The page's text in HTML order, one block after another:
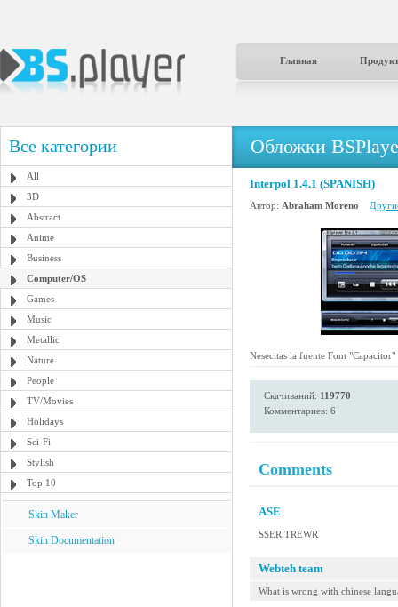
Главная
Все категории
All
3D
Abstract
Anime
Business
Computer/OS
Games
Music
Metallic
Nature
People
TV/Movies
Holidays
Sci-Fi
Stylish
Top 10
Skin Maker
Skin Documentation
Обложки
Interpol 1.4.1 (SPANISH)
Автор: Abraham Moreno
Nesecitas la fuente Font
Скачиваний: 119770
Комментариев: 6
Comments
ASE
SSER TREWR
Webteh team
What is wrong with chinese